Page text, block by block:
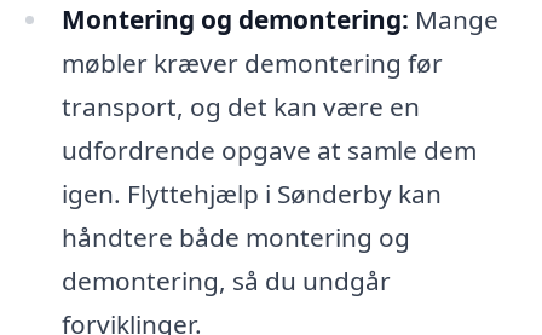
Montering og demontering: Mange
møbler kræver demontering før
transport, og det kan være en
udfordrende opgave at samle dem
igen. Flyttehjælp i Sønderby kan
håndtere både montering og
demontering, så du undgår
forviklinger.